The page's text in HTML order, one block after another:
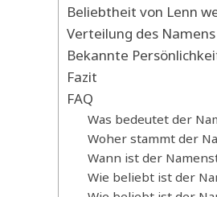
Beliebtheit von Lenn
Verteilung des
Bekannte
Fazit
FAQ
Was bedeutet der
Woher stammt der
Wann ist der
Wie beliebt ist der